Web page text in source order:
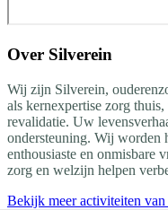
Over Silverein
Wij zijn Silverein,
als kernexpertise zorg
revalidatie. Uw
ondersteuning. Wij worden
enthousiaste en onmisbare
zorg en welzijn helpen
Bekijk meer activiteiten